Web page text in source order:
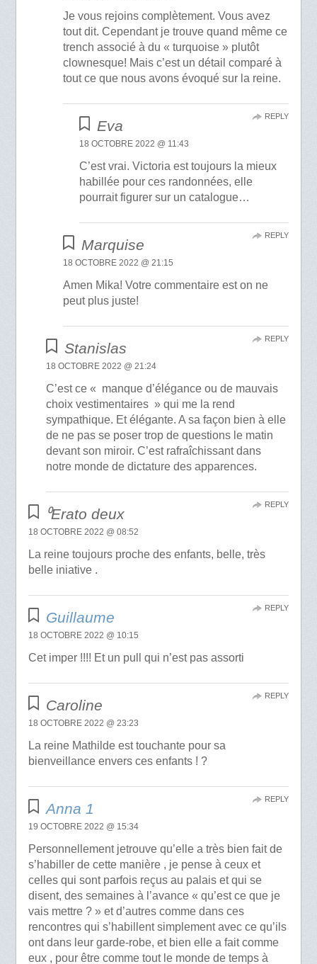
Je vous rejoins complètement. Vous avez
tout dit. Cependant je trouve quand même ce
trench associé à du « turquoise » plutôt
clownesque! Mais c’est un détail comparé à
tout ce que nous avons évoqué sur la reine.
Eva
18 OCTOBRE 2022 @ 11:43
C’est vrai. Victoria est toujours la mieux
habillée pour ces randonnées, elle
pourrait figurer sur un catalogue…
REPLY
Marquise
18 OCTOBRE 2022 @ 21:15
Amen Mika! Votre commentaire est on ne
peut plus juste!
REPLY
Stanislas
18 OCTOBRE 2022 @ 21:24
C’est ce « manque d’élégance ou de mauvais
choix vestimentaires » qui me la rend
sympathique. Et élégante. A sa façon bien à elle
de ne pas se poser trop de questions le matin
devant son miroir. C’est rafraîchissant dans
notre monde de dictature des apparences.
REPLY
⁰Erato deux
18 OCTOBRE 2022 @ 08:52
La reine toujours proche des enfants, belle, très
belle iniative .
REPLY
Guillaume
18 OCTOBRE 2022 @ 10:15
Cet imper !!!! Et un pull qui n’est pas assorti
REPLY
Caroline
18 OCTOBRE 2022 @ 23:23
La reine Mathilde est touchante pour sa
bienveillance envers ces enfants ! ?
REPLY
Anna 1
19 OCTOBRE 2022 @ 15:34
Personnellement jetrouve qu’elle a très bien fait de
s’habiller de cette manière , je pense à ceux et
celles qui sont parfois reçus au palais et qui se
disent, des semaines à l’avance « qu’est ce que je
vais mettre ? » et d’autres comme dans ces
rencontres qui s’habillent simplement avec ce qu’ils
ont dans leur garde-robe, et bien elle a fait comme
eux , pour être comme tout le monde de temps à
REPLY